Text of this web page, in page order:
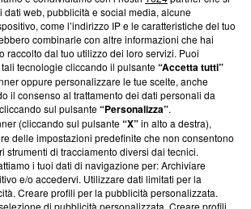
Inoltre, afferma la nostra aderenza a
with Integrity’Blasting News non è
programma, ma ha richiesto di farne
non ha ancora effettuato una verifica di
web, pubblicità e social media, alcune
come l’indirizzo IP e le caratteristiche del tuo
combinarle con altre informazioni che hai
raccolto dal tuo utilizzo dei loro servizi. Puoi
tecnologie cliccando il pulsante“Accetta tutti”
oppure personalizzare le tue scelte, anche
il consenso al trattamento dei dati personali da
sul pulsante“Personalizza”.
(cliccando sul pulsante“X”in alto a destra),
delle impostazioni predefinite che non consentono
strumenti di tracciamento diversi dai tecnici.
i tuoi dati di navigazione per: Archiviare
e/o accedervi. Utilizzare dati limitati per la
Creare profili per la pubblicità personalizzata.
di pubblicità personalizzata. Creare profili